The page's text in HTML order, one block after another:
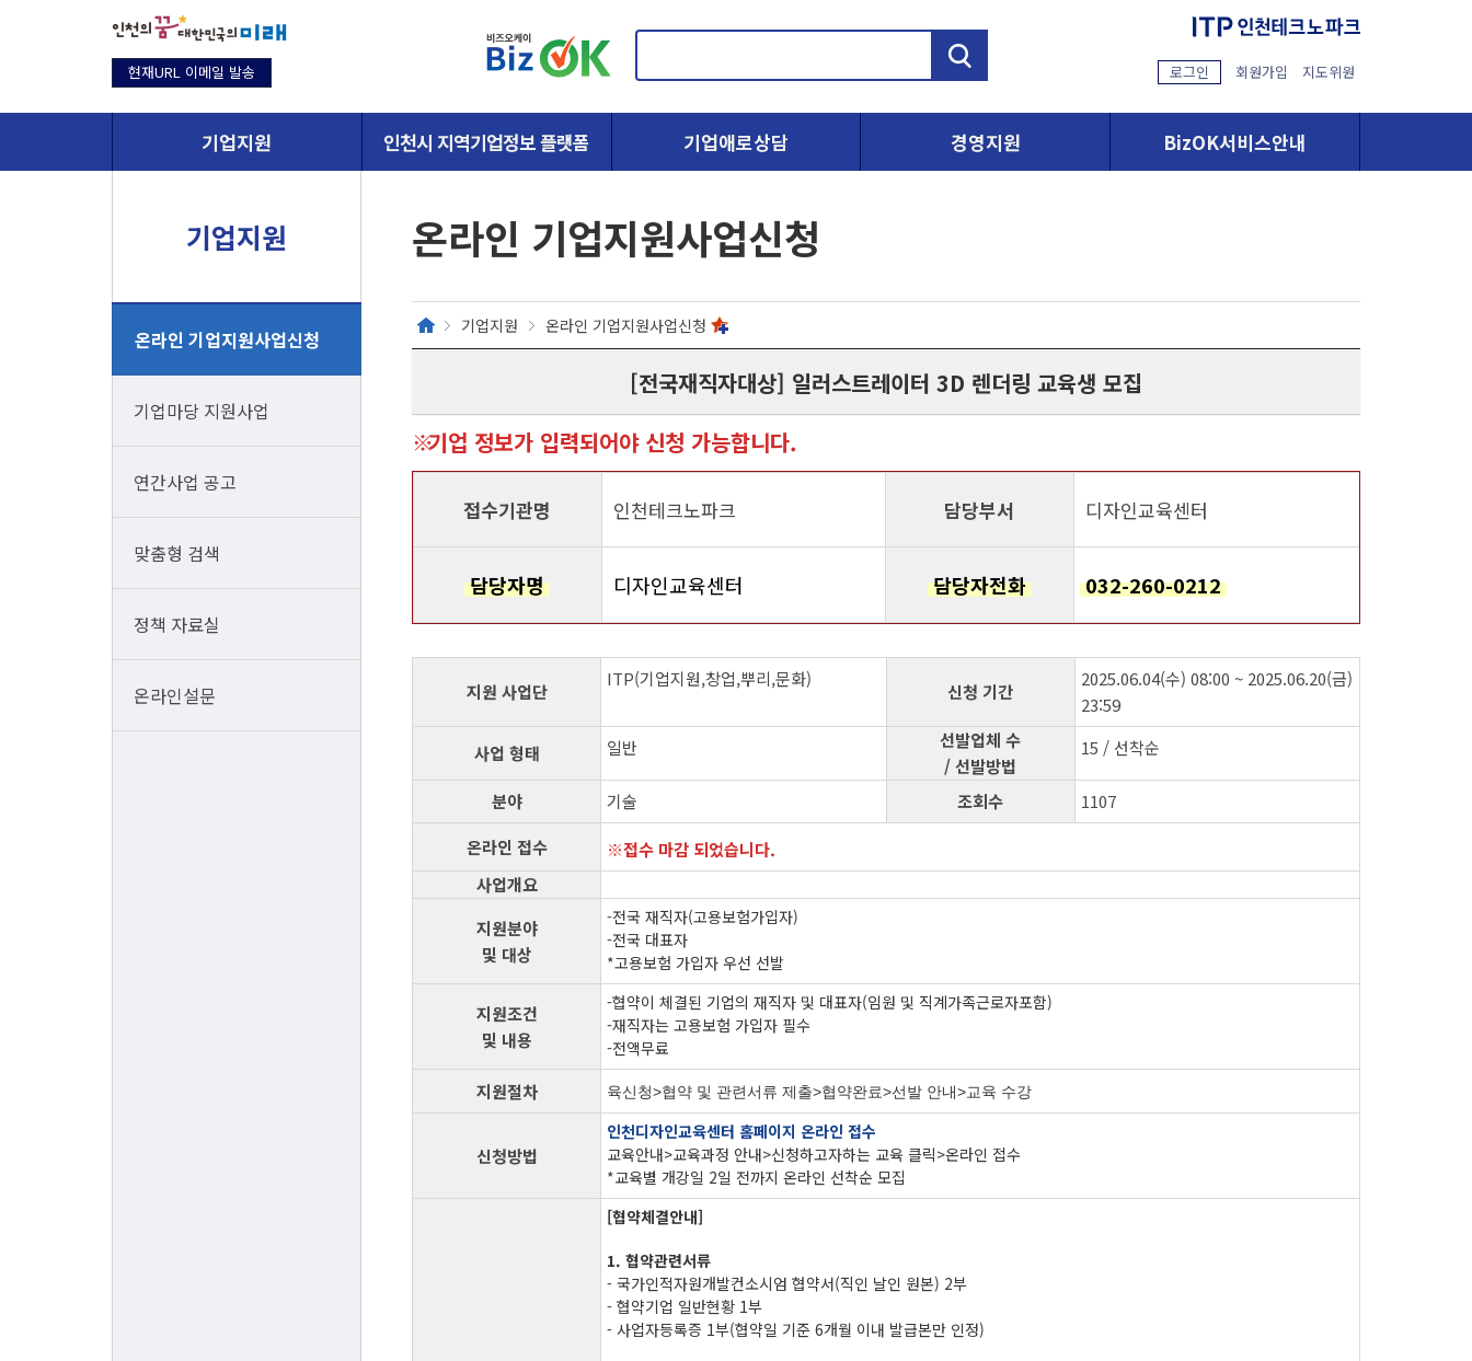
검
현재URL 이메일 발송
기업지원 인천시 지역기업정보 플랫폼 기업애로상담 경영지원 BizOK서비스안내
로그인 회원가입 지도위원
기업지원
온라인 기업지원사업신청
기업마당 지원사업
연간사업 공고
맞춤형 검색
정책 자료실
온라인설문
온라인 기업지원사업신청
기업지원 온라인 기업지원사업신청
[전국재직자대상] 일러스트레이터 3D 렌더링 교육생 모집
기업 정보가 입력되어야 신청 가능합니다.
접수기관명 인천테크노파크 담당부서 디자인교육센터
담당자명 디자인교육센터 담당자전화 032-260-0212
지원 사업단
ITP(기업지원,창업,뿌리,문화)
신청 기간
2025.06.04(수) 08:00 ~ 2025.06.20(금)
23:59
사업 형태 일반
선발업체 수
/ 선발방법
15 / 선착순
분야 기술 조회수
1107
온라인 접수
접수 마감 되었습니다.
사업개요
지원분야
및 대상
-전국 재직자(고용보험가입자)
-전국 대표자
*고용보험 가입자 우선 선발
지원조건
및 내용
-협약이 체결된 기업의 재직자 및 대표자(임원 및 직계가족근로자포함)
-재직자는 고용보험 가입자 필수
-전액무료
지원절차 육신청>협약 및 관련서류 제출>협약완료>선발 안내>교육 수강
신청방법
인천디자인교육센터 홈페이지 온라인 접수
교육안내>교육과정 안내>신청하고자하는 교육 클릭>온라인 접수
*교육별 개강일 2일 전까지 온라인 선착순 모집
[협약체결안내]
1. 협약관련서류
- 국가인적자원개발컨소시엄 협약서(직인 날인 원본) 2부
- 협약기업 일반현황 1부
- 사업자등록증 1부(협약일 기준 6개월 이내 발급본만 인정)